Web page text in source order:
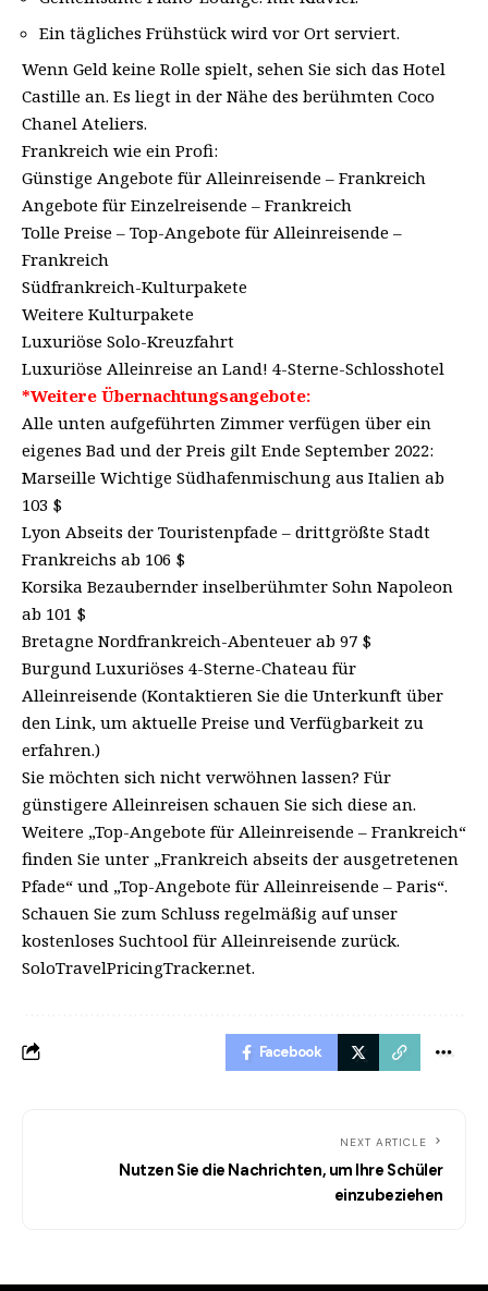
Ein tägliches Frühstück wird vor Ort serviert.
Wenn Geld keine Rolle spielt, sehen Sie sich das Hotel
Castille an. Es liegt in der Nähe des berühmten Coco
Chanel Ateliers.
Frankreich wie ein Profi:
Günstige Angebote für Alleinreisende – Frankreich
Angebote für Einzelreisende – Frankreich
Tolle Preise – Top-Angebote für Alleinreisende –
Frankreich
Südfrankreich-Kulturpakete
Weitere Kulturpakete
Luxuriöse Solo-Kreuzfahrt
Luxuriöse Alleinreise an Land! 4-Sterne-Schlosshotel
*Weitere Übernachtungsangebote:
Alle unten aufgeführten Zimmer verfügen über ein
eigenes Bad und der Preis gilt Ende September 2022:
Marseille Wichtige Südhafenmischung aus Italien ab
103 $
Lyon Abseits der Touristenpfade – drittgrößte Stadt
Frankreichs ab 106 $
Korsika Bezaubernder inselberühmter Sohn Napoleon
ab 101 $
Bretagne Nordfrankreich-Abenteuer ab 97 $
Burgund Luxuriöses 4-Sterne-Chateau für
Alleinreisende (Kontaktieren Sie die Unterkunft über
den Link, um aktuelle Preise und Verfügbarkeit zu
erfahren.)
Sie möchten sich nicht verwöhnen lassen? Für
günstigere Alleinreisen schauen Sie sich diese an.
Weitere „Top-Angebote für Alleinreisende – Frankreich“
finden Sie unter „Frankreich abseits der ausgetretenen
Pfade“ und „Top-Angebote für Alleinreisende – Paris“.
Schauen Sie zum Schluss regelmäßig auf unser
kostenloses Suchtool für Alleinreisende zurück.
SoloTravelPricingTracker.net.
Facebook
NEXT ARTICLE
Nutzen Sie die Nachrichten, um Ihre Schüler
einzubeziehen